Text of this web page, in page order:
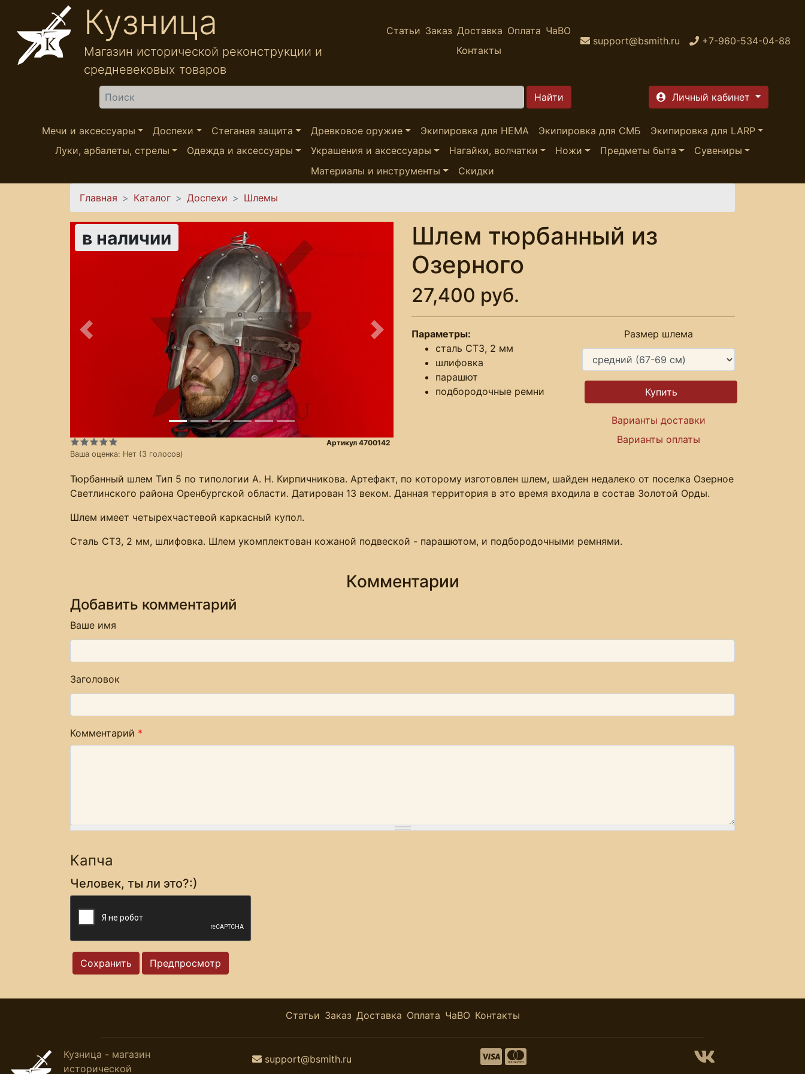
Перейти к основному содержанию
Кузница
Магазин исторической реконструкции и
средневековых товаров
Статьи Заказ Доставка Оплата ЧаВО
Контакты
support@bsmith.ru +7-960-534-04-88
Найти Личный кабинет
Мечи и аксессуары Доспехи Стеганая защита Древковое оружие Экипировка для HEMA Экипировка для СМБ
Экипировка для LARP
Луки, арбалеты, стрелы
Одежда и аксессуары Украшения и аксессуары Нагайки, волчатки Ножи Предметы быта
Сувениры
Материалы и инструменты
Скидки
Вы здесь
Главная Каталог Доспехи Шлемы
в наличии
Предыдущее Следующее
Ваша оценка: Нет (3 голосов)
Артикул 4700142
Шлем тюрбанный из
Озерного
27,400 руб.
Параметры:
сталь СТ3, 2 мм
шлифовка
парашют
подбородочные ремни
Размер шлема
Варианты доставки
Варианты оплаты
Тюрбанный шлем Тип 5 по типологии А. Н. Кирпичникова. Артефакт, по которому изготовлен шлем, шайден недалеко от поселка Озерное
Светлинского района Оренбургской области. Датирован 13 веком. Данная территория в это время входила в состав Золотой Орды.
Шлем имеет четырехчастевой каркасный купол.
Сталь СТ3, 2 мм, шлифовка. Шлем укомплектован кожаной подвеской - парашютом, и подбородочными ремнями.
Комментарии
Добавить комментарий
Ваше имя
Заголовок
Комментарий *
Капча
Человек, ты ли это?:)
Статьи Заказ Доставка Оплата ЧаВО Контакты
Кузница - магазин
исторической
support@bsmith.ru